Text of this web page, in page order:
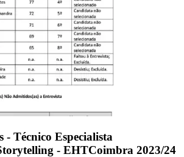
- Técnico Especialista
- EHTCoimbra 2023/24